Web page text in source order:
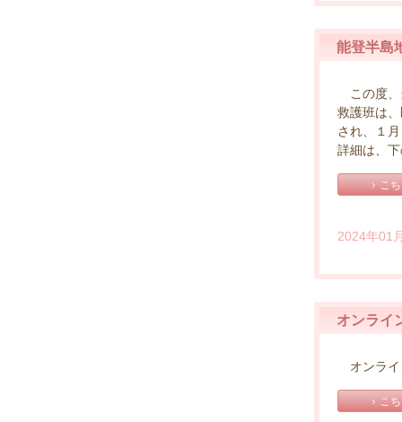
能登半島
この度、
救護班は
され、１
詳細は、
こ
2024年01
オンライ
オンライ
こ